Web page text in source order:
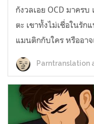
กังวลเอย OCD มาคร
ตะ เขาทั้งไม่เชื่อในรัก
แมนติกกับใคร หรืออาจ
Parntranslation